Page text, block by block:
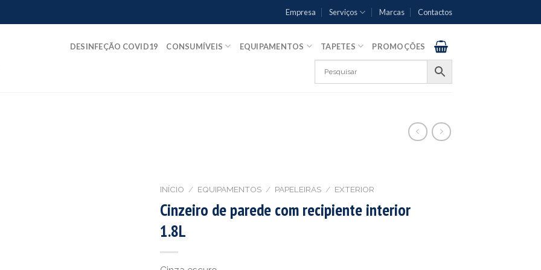
Empresa Serviços Marcas Contactos
DESINFEÇÃO COVID19 CONSUMÍVEIS EQUIPAMENTOS TAPETES PROMOÇÕES
INÍCIO / EQUIPAMENTOS / PAPELEIRAS / EXTERIOR
Cinzeiro de parede com recipiente interior
1.8L